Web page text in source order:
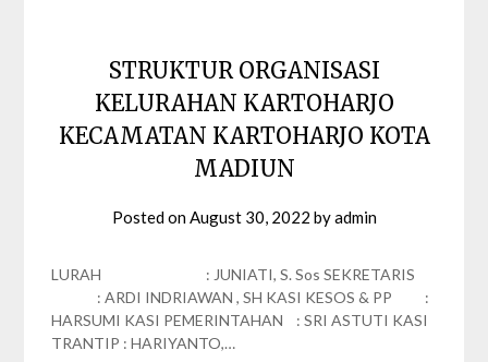
STRUKTUR ORGANISASI
KELURAHAN KARTOHARJO
KECAMATAN KARTOHARJO KOTA
MADIUN
Posted onAugust 30, 2022 byadmin
LURAH : JUNIATI, S. Sos SEKRETARIS
: ARDI INDRIAWAN , SH KASI KESOS & PP :
HARSUMI KASI PEMERINTAHAN : SRI ASTUTI KASI
TRANTIP : HARIYANTO,…